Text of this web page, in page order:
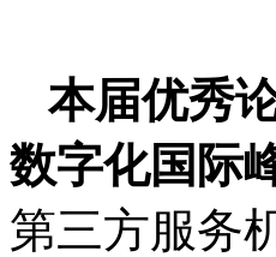
本届优秀
数字化国际
第三方服务